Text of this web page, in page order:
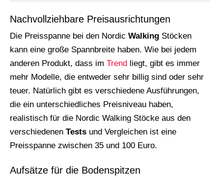
Nachvollziehbare Preisausrichtungen
Die Preisspanne bei den Nordic Walking Stöcken
kann eine große Spannbreite haben. Wie bei jedem
anderen Produkt, dass im Trend
liegt, gibt es immer
mehr Modelle, die entweder sehr billig sind oder sehr
teuer. Natürlich gibt es verschiedene Ausführungen,
die ein unterschiedliches Preisniveau haben,
realistisch für die Nordic Walking Stöcke aus den
verschiedenen Tests und Vergleichen ist eine
Preisspanne zwischen 35 und 100 Euro.
Aufsätze für die Bodenspitzen